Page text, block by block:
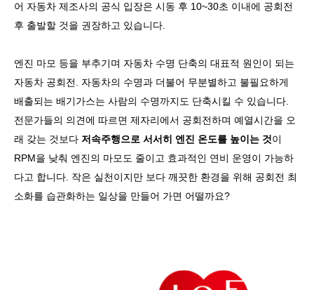
어 자동차 제조사의 공식 입장은 시동 후 10~30초 이내에 공회전
후 출발할 것을 권장하고 있습니다
엔진 마모 등을 부추기며 자동차 수명 단축의 대표적 원인이 되는
자동차 공회전
자동차의 수명과 더불어 무분별하고 불필요하게
배출되는 배기가스는 사람의 수명까지도 단축시킬 수 있습니다
전문가들의 의견에 따르면 제자리에서 공회전하며 예열시간을 오
래 갖는 것보다 저속주행으로 서서히 엔진 온도를 높이는 것이
RPM을 낮춰 엔진의 마모도 줄이고 효과적인 연비 운영이 가능하
다고 합니다 작은 실천이지만 보다 깨끗한 환경을 위해 공회전 최
소화를 습관화하는 일상을 만들어 가면 어떨까요?